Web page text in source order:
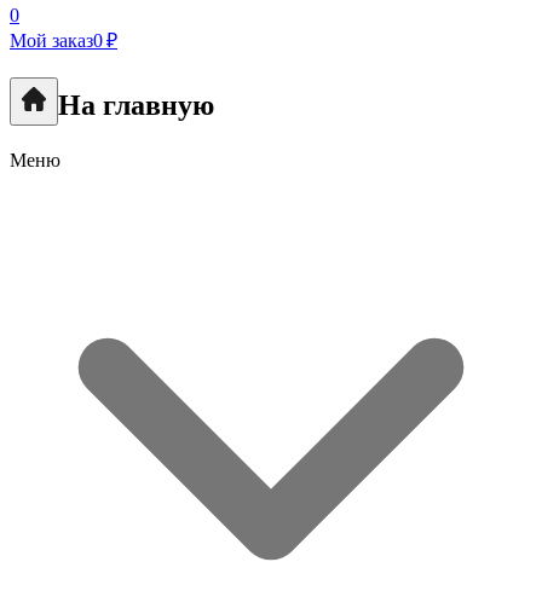
0
Мой заказ0 ₽
На главную
Меню